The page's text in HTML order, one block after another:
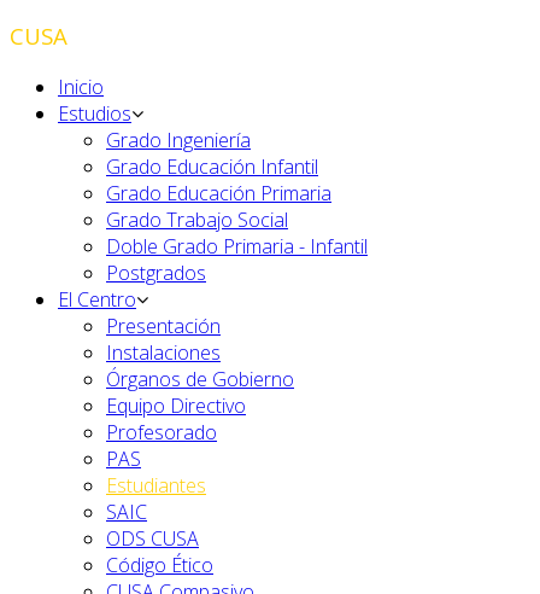
CUSA
Inicio
Estudios
Grado Ingeniería
Grado Educación Infantil
Grado Educación Primaria
Grado Trabajo Social
Doble Grado Primaria - Infantil
Postgrados
El Centro
Presentación
Instalaciones
Órganos de Gobierno
Equipo Directivo
Profesorado
PAS
Estudiantes
SAIC
ODS CUSA
Código Ético